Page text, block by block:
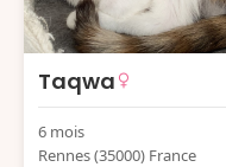
Taqwa
6 mois
Rennes (35000) France